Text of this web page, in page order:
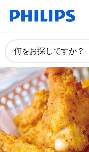
何をお探しですか？